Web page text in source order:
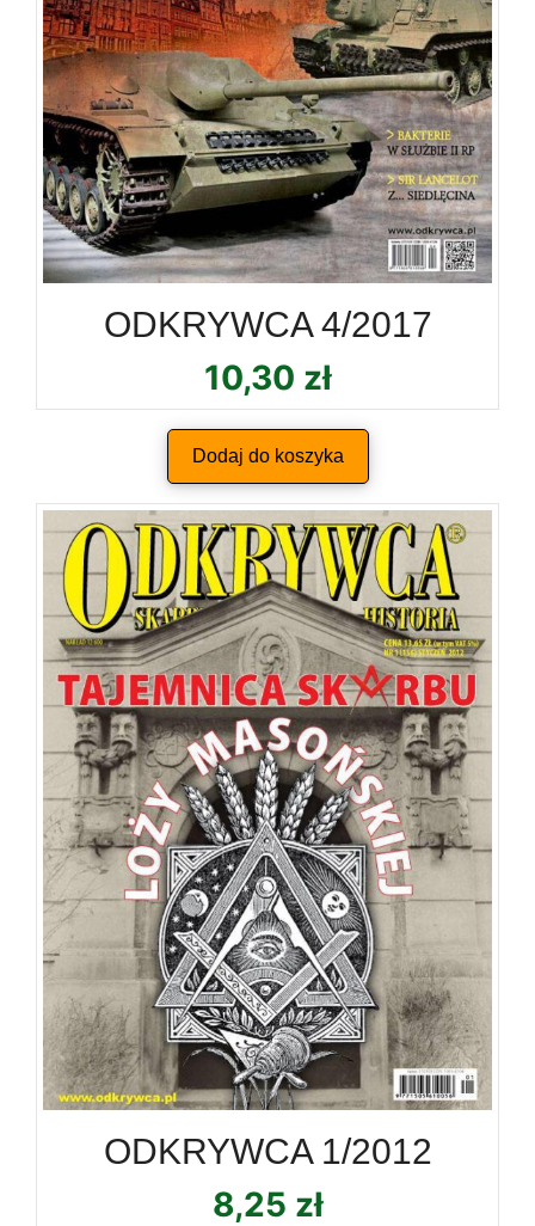
ODKRYWCA 4/2017
10,30 zł
Dodaj do koszyka
ODKRYWCA 1/2012
8,25 zł